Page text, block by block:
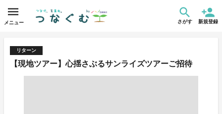
メニュー さがす 新規登録
リターン
【現地ツアー】心揺さぶるサンライズツアーご招待